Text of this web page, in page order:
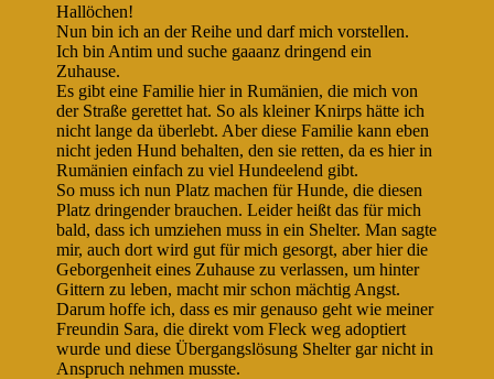
Hallöchen!
Nun bin ich an der Reihe und darf mich vorstellen.
Ich bin Antim und suche gaaanz dringend ein
Zuhause.
Es gibt eine Familie hier in Rumänien, die mich von
der Straße gerettet hat. So als kleiner Knirps hätte ich
nicht lange da überlebt. Aber diese Familie kann eben
nicht jeden Hund behalten, den sie retten, da es hier in
Rumänien einfach zu viel Hundeelend gibt.
So muss ich nun Platz machen für Hunde, die diesen
Platz dringender brauchen. Leider heißt das für mich
bald, dass ich umziehen muss in ein Shelter. Man sagte
mir, auch dort wird gut für mich gesorgt, aber hier die
Geborgenheit eines Zuhause zu verlassen, um hinter
Gittern zu leben, macht mir schon mächtig Angst.
Darum hoffe ich, dass es mir genauso geht wie meiner
Freundin Sara, die direkt vom Fleck weg adoptiert
wurde und diese Übergangslösung Shelter gar nicht in
Anspruch nehmen musste.